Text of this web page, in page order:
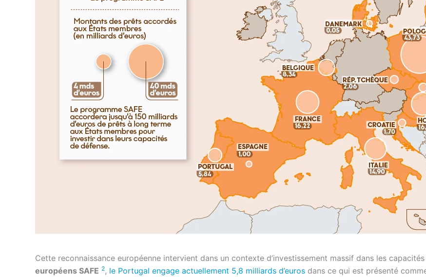
Cette reconnaissance européenne intervient dans un contexte d’investissement massif dans les
européens SAFE 2, le Portugal engage actuellement 5,8 milliards d’euros dans ce qui est présenté